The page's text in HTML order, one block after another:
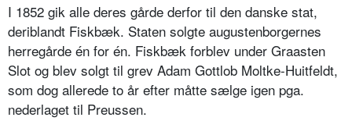
I 1852 gik alle deres gårde derfor til den danske stat,
deriblandt Fiskbæk. Staten solgte augustenborgernes
herregårde én for én. Fiskbæk forblev under Graasten
Slot og blev solgt til grev Adam Gottlob Moltke-Huitfeldt,
som dog allerede to år efter måtte sælge igen pga.
nederlaget til Preussen.